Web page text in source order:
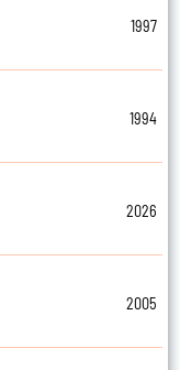
1997
1994
2026
2005